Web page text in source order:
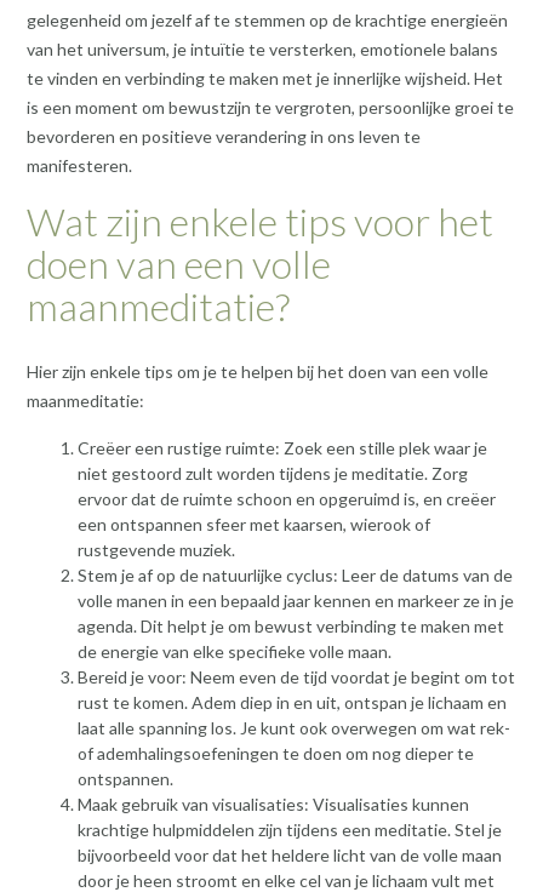
gelegenheid om jezelf af te stemmen op de krachtige energieën
van het universum, je intuïtie te versterken, emotionele balans
te vinden en verbinding te maken met je innerlijke wijsheid. Het
is een moment om bewustzijn te vergroten, persoonlijke groei te
bevorderen en positieve verandering in ons leven te
manifesteren.
Wat zijn enkele tips voor het
doen van een volle
maanmeditatie?
Hier zijn enkele tips om je te helpen bij het doen van een volle
maanmeditatie:
Creëer een rustige ruimte: Zoek een stille plek waar je
niet gestoord zult worden tijdens je meditatie. Zorg
ervoor dat de ruimte schoon en opgeruimd is, en creëer
een ontspannen sfeer met kaarsen, wierook of
rustgevende muziek.
Stem je af op de natuurlijke cyclus: Leer de datums van de
volle manen in een bepaald jaar kennen en markeer ze in je
agenda. Dit helpt je om bewust verbinding te maken met
de energie van elke specifieke volle maan.
Bereid je voor: Neem even de tijd voordat je begint om tot
rust te komen. Adem diep in en uit, ontspan je lichaam en
laat alle spanning los. Je kunt ook overwegen om wat rek-
of ademhalingsoefeningen te doen om nog dieper te
ontspannen.
Maak gebruik van visualisaties: Visualisaties kunnen
krachtige hulpmiddelen zijn tijdens een meditatie. Stel je
bijvoorbeeld voor dat het heldere licht van de volle maan
door je heen stroomt en elke cel van je lichaam vult met